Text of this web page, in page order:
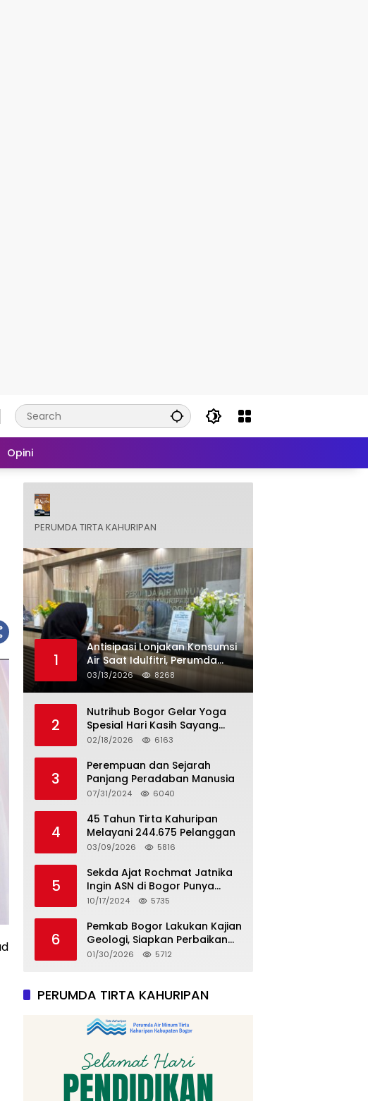
Opini
PERUMDA TIRTA KAHURIPAN
1
Antisipasi Lonjakan Konsumsi
Air Saat Idulfitri, Perumda
Tirta Kahuripan Berlakukan
Status Siaga Lebaran
03/13/2026 8268
2
Nutrihub Bogor Gelar Yoga
Spesial Hari Kasih Sayang
Sekaligus Luncurkan
Golden Ube
02/18/2026 6163
3
Perempuan dan Sejarah
Panjang Peradaban Manusia
07/31/2024 6040
4
45 Tahun Tirta Kahuripan
Melayani 244.675 Pelanggan
03/09/2026 5816
5
Sekda Ajat Rochmat Jatnika
Ingin ASN di Bogor Punya
Kualitas
10/17/2024 5735
6
Pemkab Bogor Lakukan Kajian
Geologi, Siapkan Perbaikan
Rumah Korban Pergeseran
01/30/2026 5712
PERUMDA TIRTA KAHURIPAN